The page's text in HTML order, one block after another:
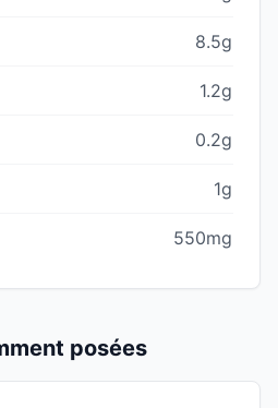
8.5g
1.2g
0.2g
1g
550mg
posées